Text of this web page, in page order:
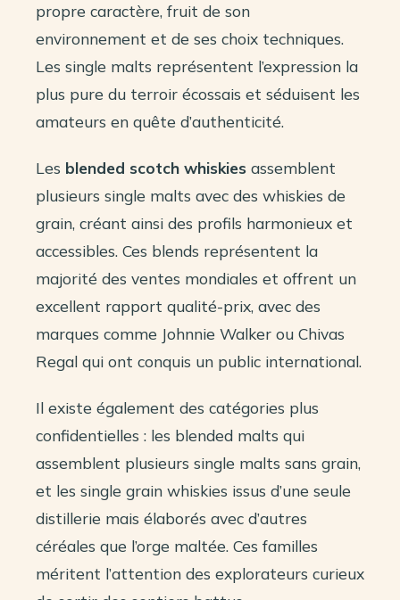
propre caractère, fruit de son
environnement et de ses choix techniques.
Les single malts représentent l’expression la
plus pure du terroir écossais et séduisent les
amateurs en quête d’authenticité.
Les blended scotch whiskies assemblent
plusieurs single malts avec des whiskies de
grain, créant ainsi des profils harmonieux et
accessibles. Ces blends représentent la
majorité des ventes mondiales et offrent un
excellent rapport qualité-prix, avec des
marques comme Johnnie Walker ou Chivas
Regal qui ont conquis un public international.
Il existe également des catégories plus
confidentielles : les blended malts qui
assemblent plusieurs single malts sans grain,
et les single grain whiskies issus d’une seule
distillerie mais élaborés avec d’autres
céréales que l’orge maltée. Ces familles
méritent l’attention des explorateurs curieux